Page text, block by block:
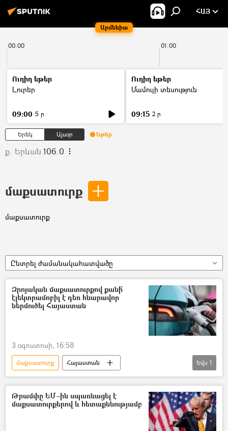
Արմենիա
ՀԱՅ
00:00 01:00
Ուղիղ եթեր
Լուրեր
09:00 5 ր
Ուղիղ եթեր
Մամուլի տեսություն
09:15 2 ր
Երեկ Այսօր Եթեր
ք. Երևան 106.0
մաքսատուրք
մաքսատուրք
Ընտրել ժամանակահատվածը
Զրոյական մաքսատուրքով քանի՞
էլեկտրամոբիլ է դեռ հնարավոր
ներմուծել Հայաստան
3 օգոստոսի, 16:58
մաքսատուրք
Հայաստան
էլեկտրամոբիլ
Պետական եկամուտների կոմիտե (ՊԵԿ)
Եվս 1
Թրամփը ԵՄ–ին սպառնացել է
մաքսատուրքերով և հետաքննությամբ